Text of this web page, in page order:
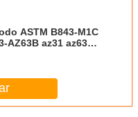
ASTM B843-M1C
AZ63B az31 az63